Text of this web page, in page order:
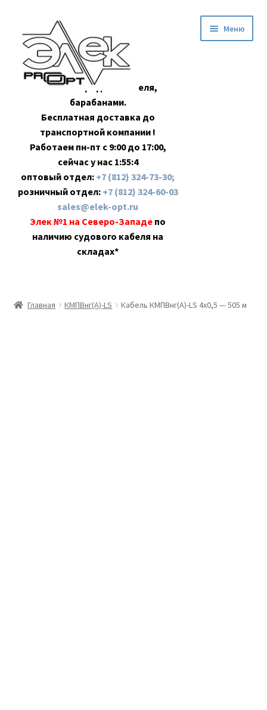
навигации
содержимому
Оптовая продажа кабеля,
барабанами.
Бесплатная доставка до
транспортной компании !
Работаем пн-пт с 9:00 до 17:00,
сейчас у нас 1:55:4
оптовый отдел: +7 (812) 324-73-30;
розничный отдел: +7 (812) 324-60-03
sales@elek-opt.ru
Элек №1 на Северо-Западе по
наличию судового кабеля на
складах*
Меню
Главная КМПВнг(А)-LS Кабель КМПВнг(А)-LS 4х0,5 — 505 м